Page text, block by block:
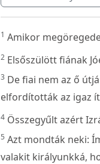
1 Amikor
2 Elsőszülött fiának
3 De fiai nem az ő
elfordították az igaz
4 Összegyűlt azért
5 Azt mondták neki:
valakit királyunkká,